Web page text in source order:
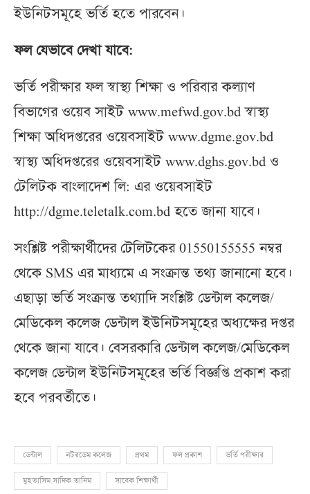
ইউনিটসমূহে ভর্তি হতে পারবেন।
ফল যেভাবে দেখা যাবে:
ভর্তি পরীক্ষার ফল স্বাস্থ্য শিক্ষা ও পরিবার কল্যাণ
বিভাগের ওয়েব সাইট www.mefwd.gov.bd স্বাস্থ্য
শিক্ষা অধিদপ্তরের ওয়েবসাইট www.dgme.gov.bd
স্বাস্থ্য অধিদপ্তরের ওয়েবসাইট www.dghs.gov.bd ও
টেলিটক বাংলাদেশ লি: এর ওয়েবসাইট
http://dgme.teletalk.com.bd হতে জানা যাবে।
সংশ্লিষ্ট পরীক্ষার্থীদের টেলিটকের 01550155555 নম্বর
থেকে SMS এর মাধ্যমে এ সংক্রান্ত তথ্য জানানো হবে।
এছাড়া ভর্তি সংক্রান্ত তথ্যাদি সংশ্লিষ্ট ডেন্টাল কলেজ/
মেডিকেল কলেজ ডেন্টাল ইউনিটসমূহের অধ্যক্ষের দপ্তর
থেকে জানা যাবে। বেসরকারি ডেন্টাল কলেজ/মেডিকেল
কলেজ ডেন্টাল ইউনিটসমূহের ভর্তি বিজ্ঞপ্তি প্রকাশ করা
হবে পরবর্তীতে।
ডেন্টাল নটরডেম কলেজ প্রথম ফল প্রকাশ ভর্তি পরীক্ষার
মুহতাসিম সাদিক তানিম সাবেক শিক্ষার্থী